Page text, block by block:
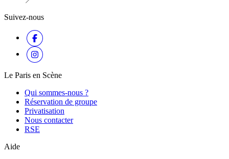
Suivez-nous
Le Paris en Scène
Qui sommes-nous ?
Réservation de groupe
Privatisation
Nous contacter
RSE
Aide